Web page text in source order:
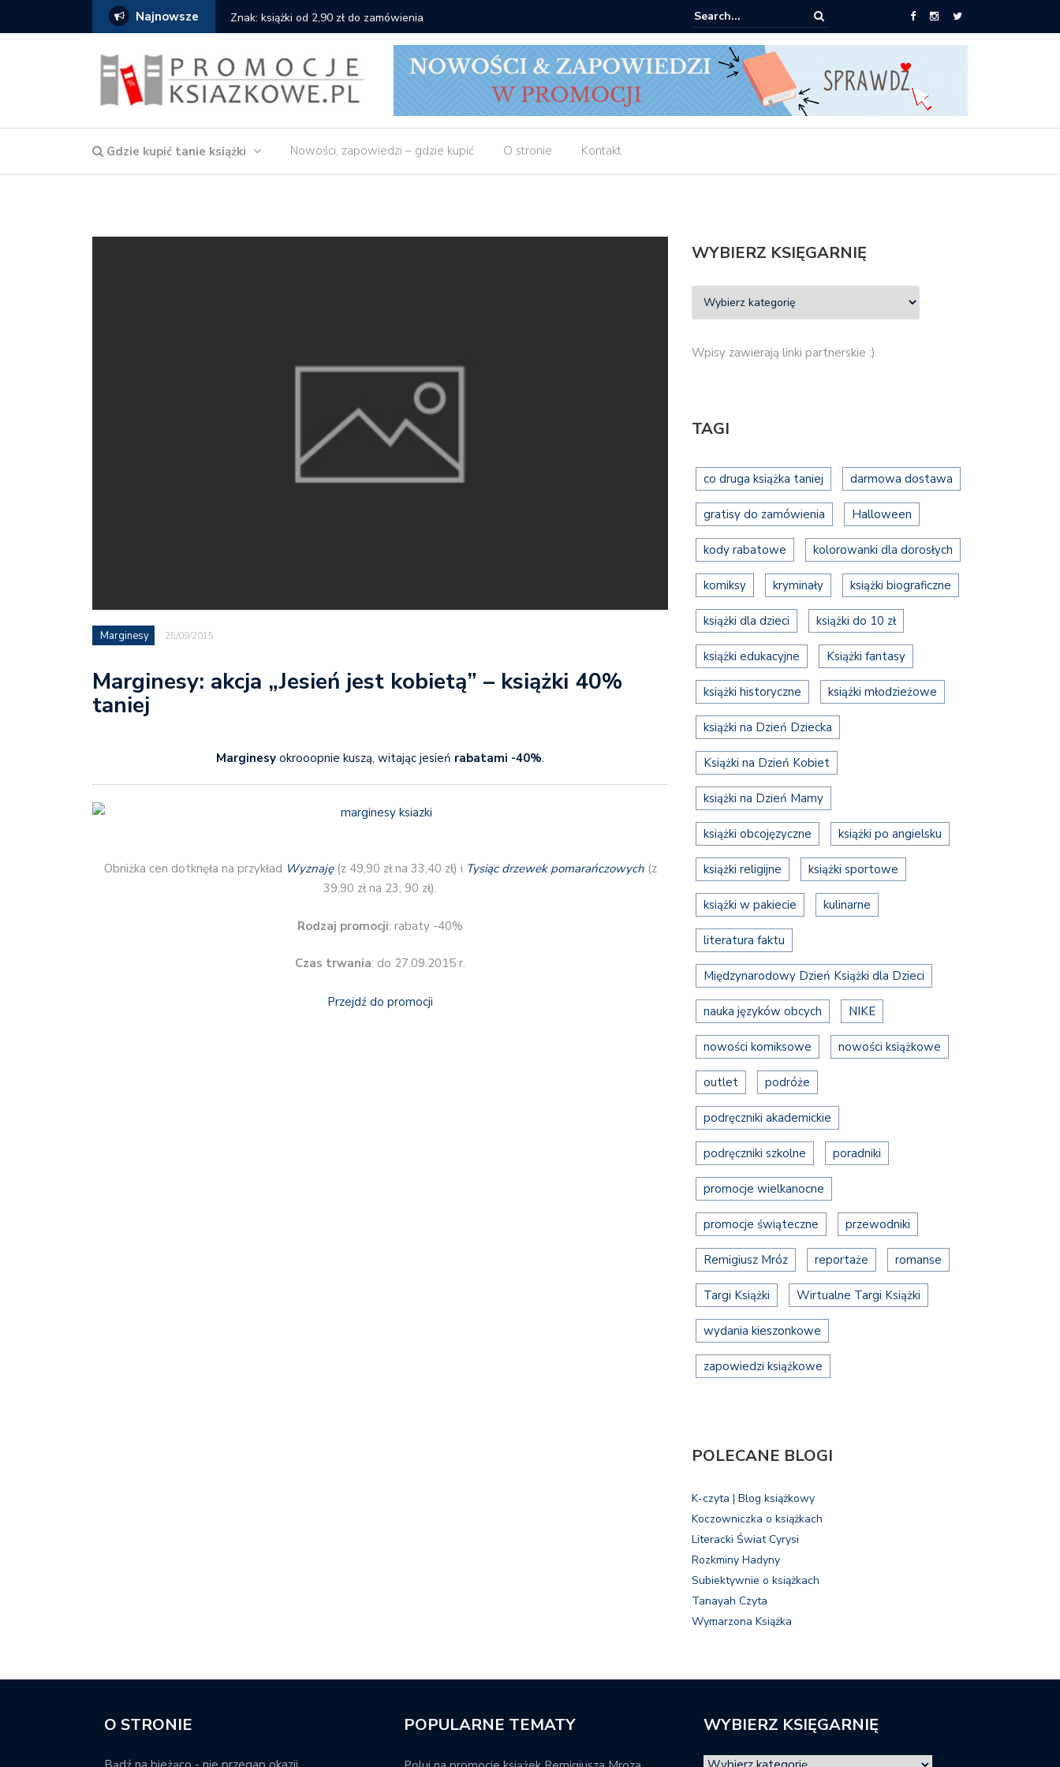
Najnowsze Znak: książki od 2,90 zł do zamówienia Matras: 10 książek za 69 zł
Gdzie kupić tanie książki Nowości, zapowiedzi – gdzie kupić O stronie Kontakt
Marginesy 25/09/2015
Marginesy: akcja „Jesień jest kobietą” – książki 40%
taniej
Marginesy okrooopnie kuszą, witając jesień rabatami -40%.
Obniżka cen dotknęła na przykład Wyznaję(z 49,90 zł na 33,40 zł) i Tysiąc drzewek pomarańczowych(z
39,90 zł na 23, 90 zł).
Rodzaj promocji: rabaty -40%
Czas trwania: do 27.09.2015 r.
Przejdź do promocji
WYBIERZ KSIĘGARNIĘ
Wpisy zawierają linki partnerskie :)
TAGI
co druga książka taniej darmowa dostawa
gratisy do zamówienia Halloween
kody rabatowe kolorowanki dla dorosłych
komiksy kryminały książki biograficzne
książki dla dzieci książki do 10 zł
książki edukacyjne Książki fantasy
książki historyczne książki młodzieżowe
książki na Dzień Dziecka
Książki na Dzień Kobiet
książki na Dzień Mamy
książki obcojęzyczne książki po angielsku
książki religijne książki sportowe
książki w pakiecie kulinarne
literatura faktu
Międzynarodowy Dzień Książki dla Dzieci
nauka języków obcych NIKE
nowości komiksowe nowości książkowe
outlet podróże
podręczniki akademickie
podręczniki szkolne poradniki
promocje wielkanocne
promocje świąteczne przewodniki
Remigiusz Mróz reportaże romanse
Targi Książki Wirtualne Targi Książki
wydania kieszonkowe
zapowiedzi książkowe
POLECANE BLOGI
K-czyta | Blog książkowy
Koczowniczka o książkach
Literacki Świat Cyrysi
Rozkminy Hadyny
Subiektywnie o książkach
Tanayah Czyta
Wymarzona Książka
O STRONIE POPULARNE TEMATY WYBIERZ KSIĘGARNIĘ